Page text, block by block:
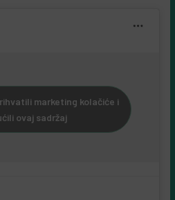
marketing kolačiće i
ovaj sadržaj